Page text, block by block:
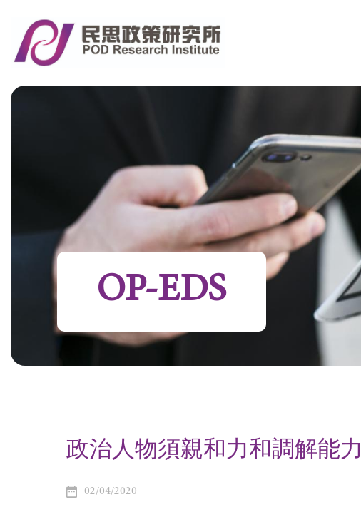
OP-EDS
政治人物須親和力和調解能力
02/04/2020